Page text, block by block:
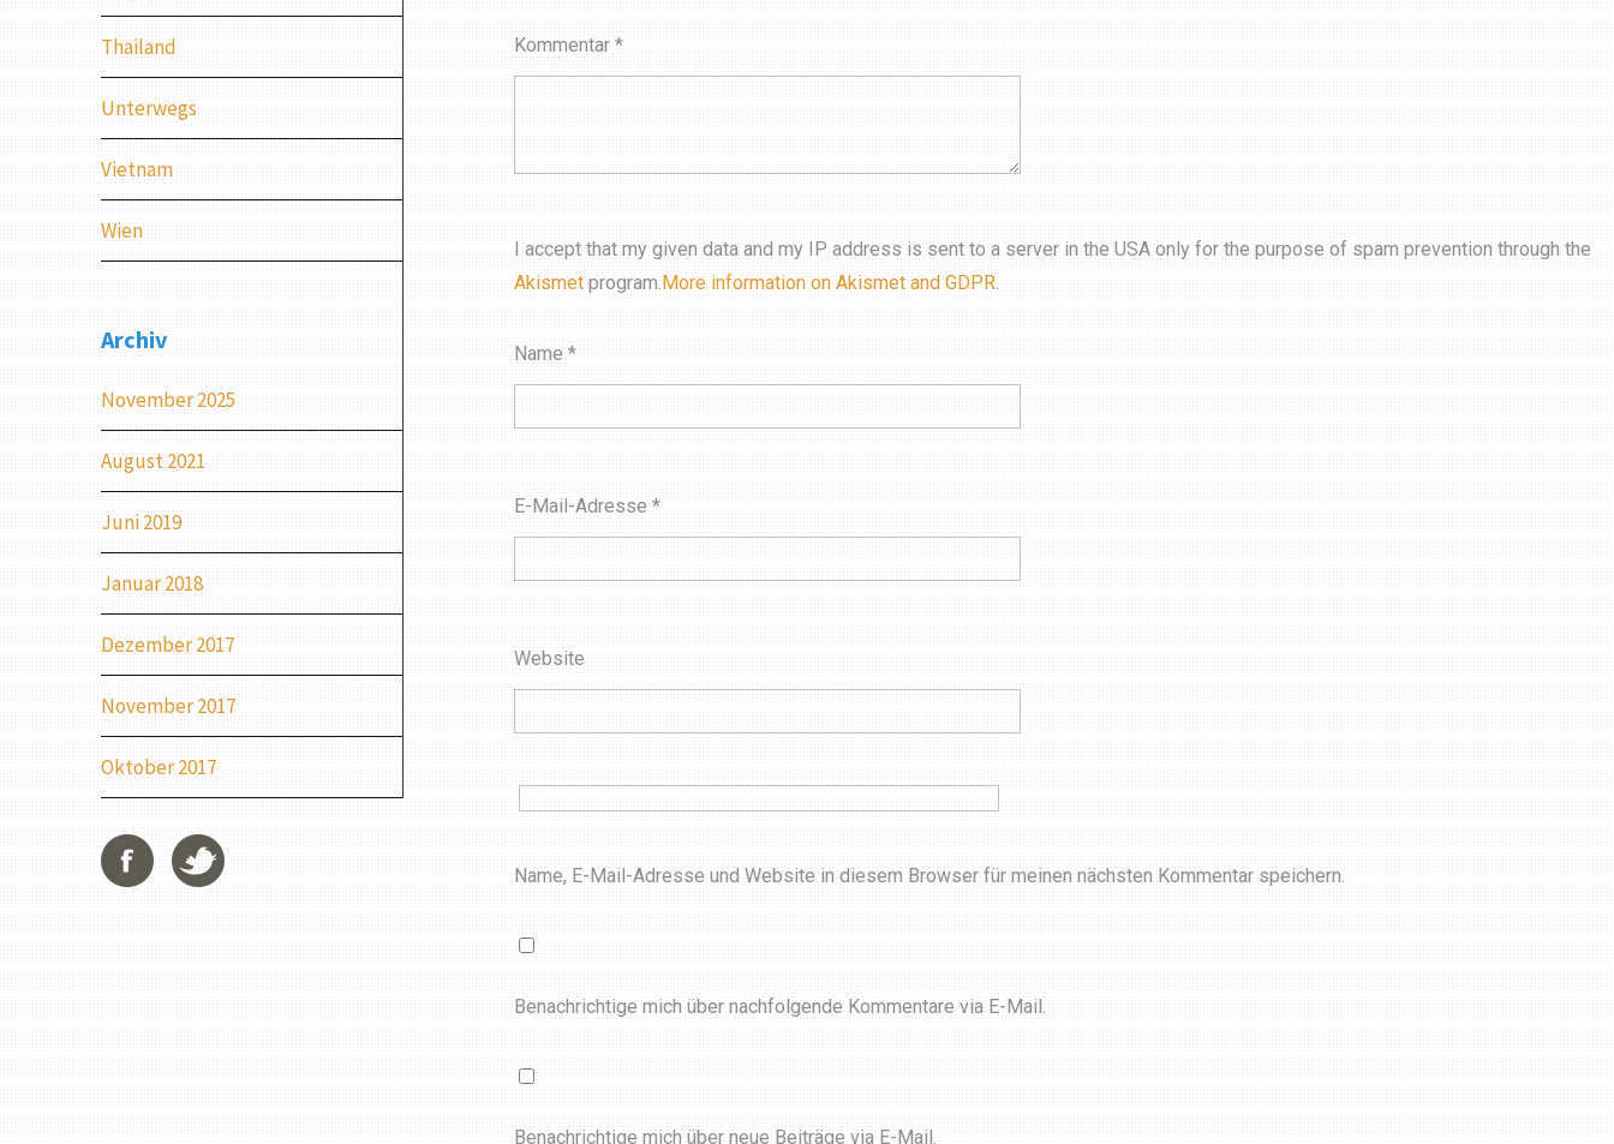
Thailand
Unterwegs
Vietnam
Wien
Archiv
November 2025
August 2021
Juni 2019
Januar 2018
Dezember 2017
November 2017
Oktober 2017
Kommentar *
I accept that my given data and my IP address is sent to a server in the USA only for the purpose of spam prevention through the
Akismetprogram. More information on Akismet and GDPR.
Name *
E-Mail-Adresse *
Website
Name, E-Mail-Adresse und Website in diesem Browser für meinen nächsten Kommentar speichern.
Benachrichtige mich über nachfolgende Kommentare via E-Mail.
Benachrichtige mich über neue Beiträge via E-Mail.